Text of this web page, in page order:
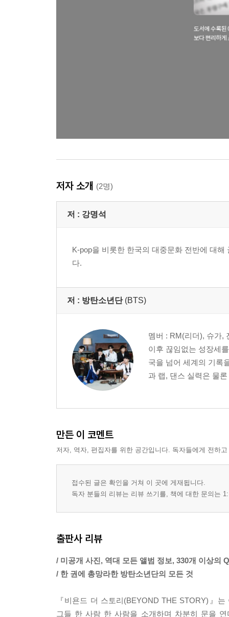
저자 소개 (2명)
저 : 강명석
K-pop을 비롯한 한국의 대중문화 전반에 대
다.
저 : 방탄소년단 (BTS)
멤버 : RM(리더), 슈가,
이후 끊임없는 성장세
국을 넘어 세계의 기록
과 랩, 댄스 실력은 물
만든 이 코멘트
저자, 역자, 편집자를 위한 공간입니다. 독자들에게 전하
접수된 글은 확인을 거쳐 이 곳에 게재됩니다.
독자 분들의 리뷰는 리뷰 쓰기를, 책에 대한 문의는
출판사 리뷰
/ 미공개 사진, 역대 모든 앨범 정보, 330개 이상의
/ 한 권에 총망라한 방탄소년단의 모든 것
『비욘드 더 스토리(BEYOND THE STORY)』
그들 한 사람 한 사람을 소개하며 차분히 문을 연